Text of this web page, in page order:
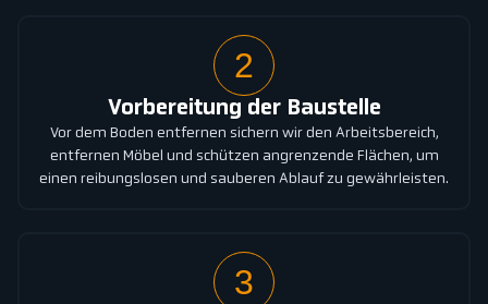
2
Vorbereitung der Baustelle
Vor dem Boden entfernen sichern wir den Arbeitsbereich,
entfernen Möbel und schützen angrenzende Flächen, um
einen reibungslosen und sauberen Ablauf zu gewährleisten.
3